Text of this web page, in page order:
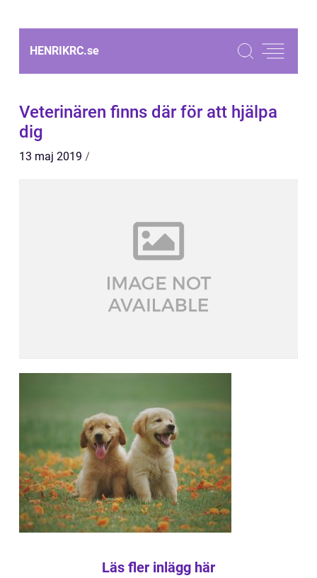
HENRIKRC.se
Veterinären finns där för att hjälpa
dig
13 maj 2019
Läs fler inlägg här